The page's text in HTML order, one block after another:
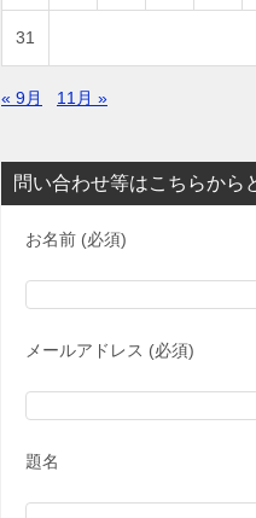
31
« 9月 11月 »
問い合わせ等はこちらから
お名前 (必須)
メールアドレス (必須)
題名